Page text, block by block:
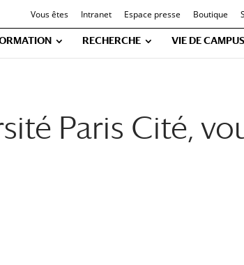
Vous êtes Intranet Espace presse Boutique
RECHERCHE VIE DE CAMPUS
Paris Cité,